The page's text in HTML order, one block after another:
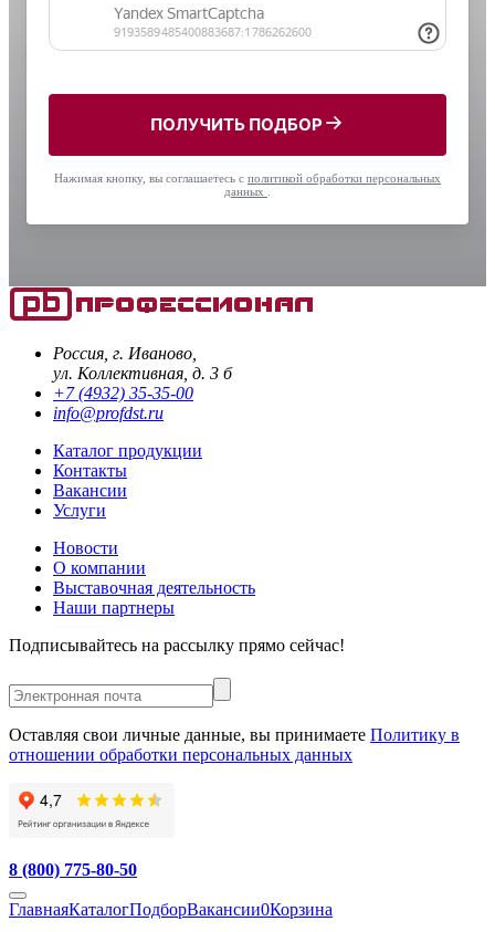
ПОЛУЧИТЬ ПОДБОР
Нажимая кнопку, вы соглашаетесь с политикой обработки персональных
данных
Россия, г. Иваново,
ул. Коллективная, д. 3 б
+7 (4932) 35-35-00
info@profdst.ru
Каталог продукции
Контакты
Вакансии
Услуги
Новости
О компании
Выставочная деятельность
Наши партнеры
Подписывайтесь на рассылку прямо сейчас!
Оставляя свои личные данные, вы принимаете Политику в
отношении обработки персональных данных
8 (800) 775-80-50
ГлавнаяКаталогПодборВакансии0Корзина